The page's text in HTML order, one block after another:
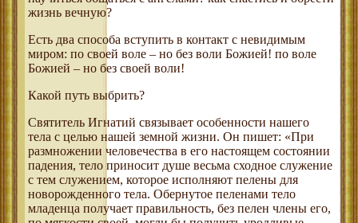
жизнь вечную?
Есть два способа вступить в контакт с невидимым
миром: по своей воле – но без воли Божией! по воле
Божией – но без своей воли!
Какой путь выбрить?
Святитель Игнатий связывает особенности нашего
тела с целью нашей земной жизни. Он пишет: «При
размножении человечества в его настоящем состоянии
падения, тело приносит душе весьма сходное служение
с тем служением, которое исполняют пелены для
новорожденного тела. Обернутое пеленами тело
младенца получает правильность, без пелен члены его,